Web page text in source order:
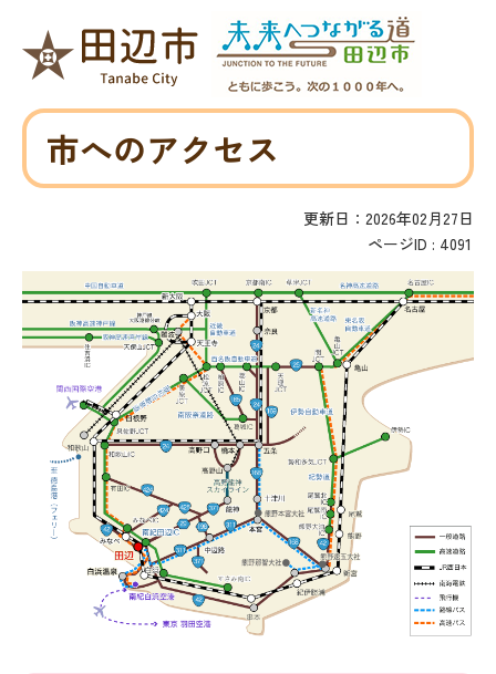
市へのアクセス
更新日：2026年02月27日
ページID : 4091